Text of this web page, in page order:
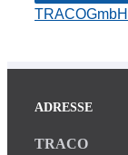
TRACOGmbH
ADRESSE
TRACO